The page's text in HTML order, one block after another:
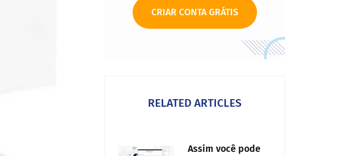
CRIAR CONTA GRÁTIS
RELATED ARTICLES
Assim você pode